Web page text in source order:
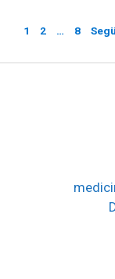
Pàgina
1 Pàgina
2 … Pàgina
8